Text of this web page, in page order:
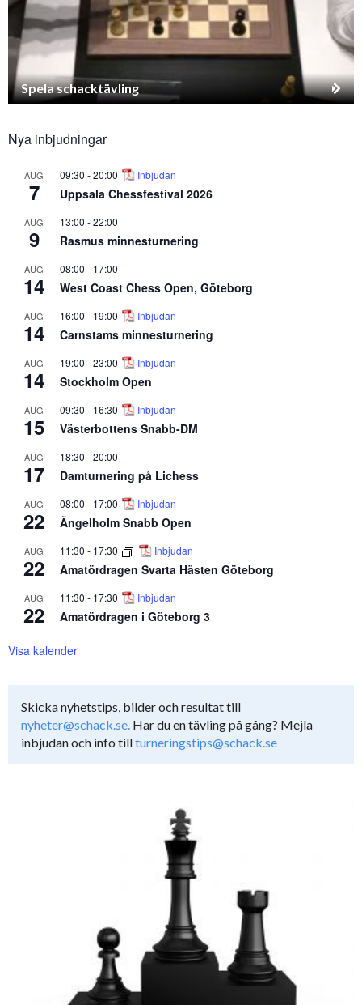
Spela schacktävling
Nya inbjudningar
AUG
7
09:30 -20:00 Inbjudan
Uppsala Chessfestival 2026
AUG
9
13:00 -22:00
Rasmus minnesturnering
AUG
14
08:00 - 17:00
West Coast Chess Open, Göteborg
AUG
14
16:00 - 19:00 Inbjudan
Carnstams minnesturnering
AUG
14
19:00 -23:00 Inbjudan
Stockholm Open
AUG
15
09:30 - 16:30 Inbjudan
Västerbottens Snabb-DM
AUG
17
18:30 -20:00
Damturnering på Lichess
AUG
22
08:00 - 17:00 Inbjudan
Ängelholm Snabb Open
AUG
22
11:30 - 17:30 Inbjudan
Amatördragen Svarta Hästen Göteborg
AUG
22
11:30 - 17:30 Inbjudan
Amatördragen i Göteborg 3
Visa kalender
Skicka nyhetstips, bilder och resultat till
nyheter@schack.se. Har du en tävling på gång? Mejla
inbjudan och info tillturneringstips@schack.se